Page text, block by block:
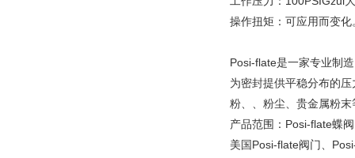
操作扭矩：可应用而变化
Posi-flate是一家专业制
为密封提供平稳分布的
粉、、粉尘、贵金属粉末
产品范围：Posi-flate蝶阀
美国Posi-flate阀门、